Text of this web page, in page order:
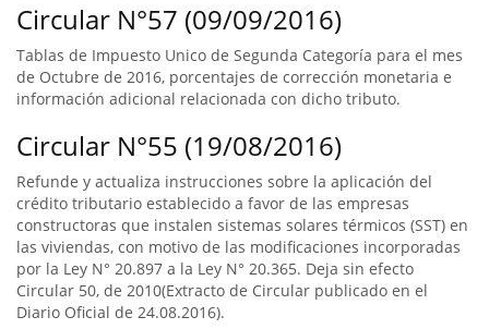
Circular N°57 (09/09/2016)
Tablas de Impuesto Unico de Segunda Categoría para el mes
de Octubre de 2016, porcentajes de corrección monetaria e
información adicional relacionada con dicho tributo.
Circular N°55 (19/08/2016)
Refunde y actualiza instrucciones sobre la aplicación del
crédito tributario establecido a favor de las empresas
constructoras que instalen sistemas solares térmicos (SST) en
las viviendas, con motivo de las modificaciones incorporadas
por la Ley N° 20.897 a la Ley N° 20.365. Deja sin efecto
Circular 50, de 2010(Extracto de Circular publicado en el
Diario Oficial de 24.08.2016).